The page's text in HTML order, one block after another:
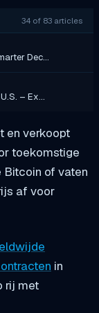
34 of 83 articles
Dec…
– Ex…
en verkoopt
toekomstige
Bitcoin of vaten
af voor
in
rij met